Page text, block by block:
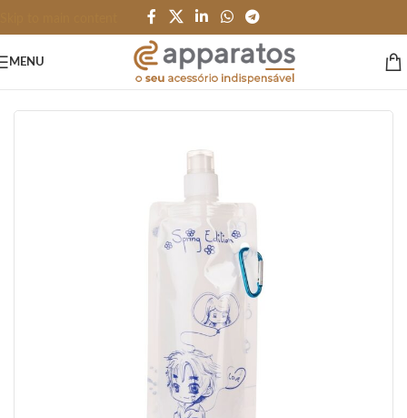
MENU
GARRAFAS e SQUEEZES/Garrafas/Plástico